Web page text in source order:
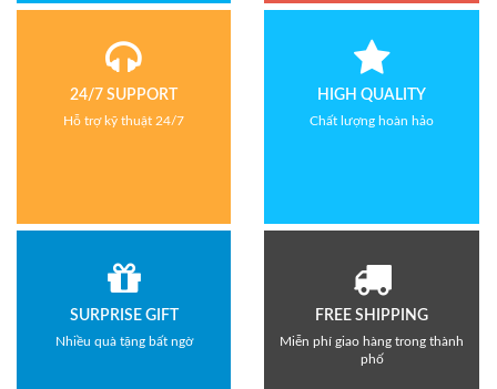
24/7 SUPPORT
Hỗ trợ kỹ thuật 24/7
HIGH QUALITY
Chất lượng hoàn hảo
SURPRISE GIFT
Nhiều quà tặng bất ngờ
FREE SHIPPING
Miễn phí giao hàng trong thành
phố